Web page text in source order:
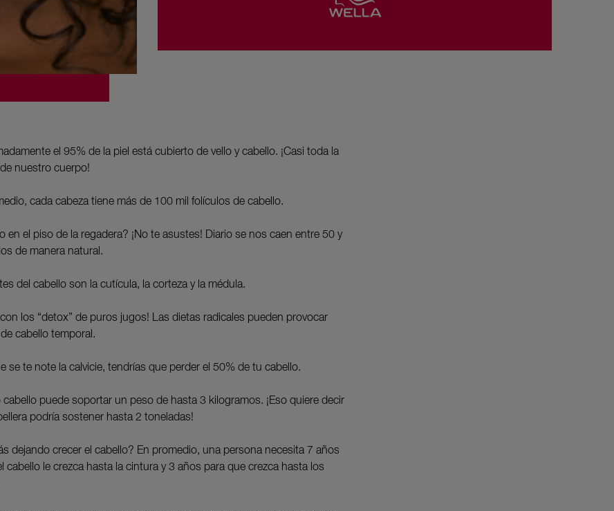
el 95% de la piel está cubierto de vello y cabello. ¡Casi toda la
nuestro cuerpo!
cada cabeza tiene más de 100 mil folículos de cabello.
en el piso de la regadera? ¡No te asustes! Diario se nos caen entre 50 y
de manera natural.
del cabello son la cutícula, la corteza y la médula.
los “detox” de puros jugos! Las dietas radicales pueden provocar
cabello temporal.
se te note la calvicie, tendrías que perder el 50% de tu cabello.
cabello puede soportar un peso de hasta 3 kilogramos. ¡Eso quiere decir
podría sostener hasta 2 toneladas!
dejando crecer el cabello? En promedio, una persona necesita 7 años
cabello le crezca hasta la cintura y 3 años para que crezca hasta los